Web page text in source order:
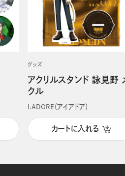
グッズ
アクリルスタンド 詠見野
クル
I.ADORE（アイアドア）
カートに入れる